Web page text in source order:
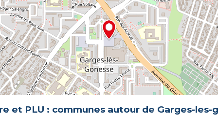
et PLU : communes autour de Garges-les-